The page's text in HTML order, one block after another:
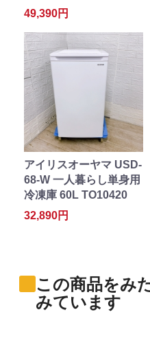
49,390円
アイリスオーヤマ USD-
68-W 一人暮らし単身用
冷凍庫 60L TO10420
32,890円
この商品をみ
みています